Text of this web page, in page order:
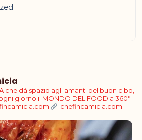
che dà spazio agli amanti del buon cibo,
giorno il MONDO DEL FOOD a 360°
chefincamicia.com